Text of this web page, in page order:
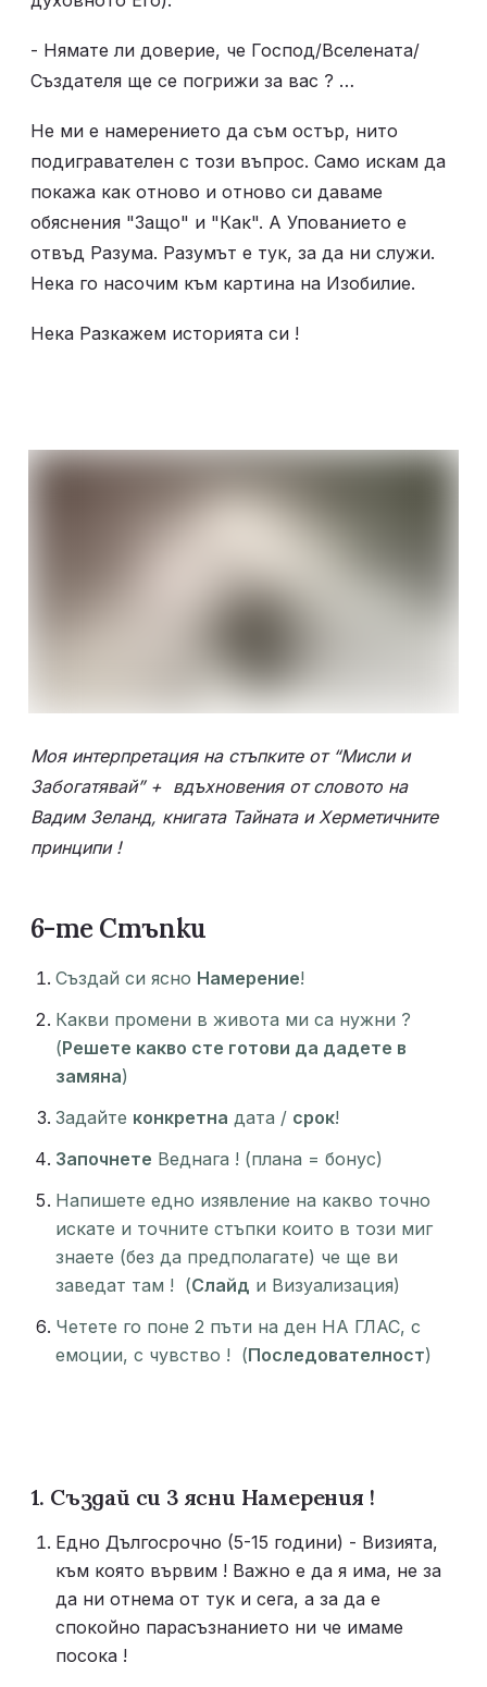
- Нямате ли доверие, че Господ/Вселената/
Създателя ще се погрижи за вас ? …
Не ми е намерението да съм остър, нито
подигравателен с този въпрос. Само искам да
покажа как отново и отново си даваме
обяснения "Защо" и "Как". А Упованието е
отвъд Разума. Разумът е тук, за да ни служи.
Нека го насочим към картина на Изобилие.
Нека Разкажем историята си !
Моя интерпретация на стъпките от “Мисли и
Забогатявай” +  вдъхновения от словото на
Вадим Зеланд, книгата Тайната и Херметичните
принципи !
6-те Стъпки
Създай си ясно Намерение!
Какви промени в живота ми са нужни ?
(Решете какво сте готови да дадете в
замяна)
Задайте конкретна дата / срок!
Започнете Веднага ! (плана = бонус)
Напишете едно изявление на какво точно
искате и точните стъпки които в този миг
знаете (без да предполагате) че ще ви
заведат там !  (Слайд и Визуализация)
Четете го поне 2 пъти на ден НА ГЛАС, с
емоции, с чувство !  (Последователност)
1. Създай си 3 ясни Намерения !
Едно Дългосрочно (5-15 години) - Визията,
към която вървим ! Важно е да я има, не за
да ни отнема от тук и сега, а за да е
спокойно парасъзнанието ни че имаме
посока !